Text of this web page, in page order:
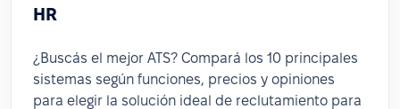
HR
¿Buscás el mejor ATS? Compará los 10 principales
sistemas según funciones, precios y opiniones
para elegir la solución ideal de reclutamiento para